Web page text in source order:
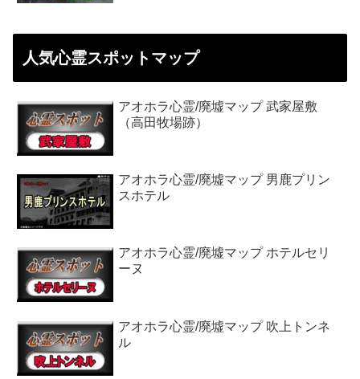
人気心霊スポットマップ
アオホラ心霊/廃墟マップ 武家屋敷
（高田牧場跡）
アオホラ心霊/廃墟マップ 男鹿プリン
スホテル
アオホラ心霊/廃墟マップ ホテルセリ
ーヌ
アオホラ心霊/廃墟マップ 吹上トンネ
ル